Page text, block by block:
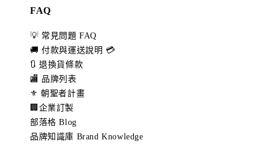
FAQ
💡 常見問題 FAQ
🚚 付款與運送說明 💳
🔃 退換貨條款
🏬 品牌列表
⚜️ 朝聖者計畫
🏢企業訂製
部落格 Blog
品牌知識庫 Brand Knowledge